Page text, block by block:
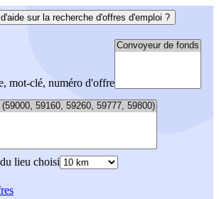
sur la recherche d'offres d'emploi ?
mot-clé, numéro d'offre
lieu choisi